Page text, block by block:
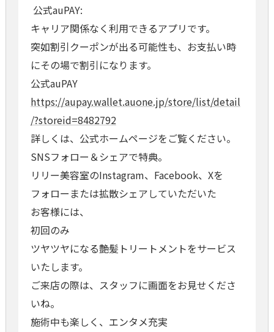
公式auPAY:
キャリア関係なく利用できるアプリです。
突如割引クーポンが出る可能性も、お支払い時
にその場で割引になります。
公式auPAY
https://aupay.wallet.auone.jp/store/list/detail
/?storeid=8482792
詳しくは、公式ホームページをご覧ください。
SNSフォロー＆シェアで特典。
リリー美容室のInstagram、Facebook、Xを
フォローまたは拡散シェアしていただいた
お客様には、
初回のみ
ツヤツヤになる艶髪トリートメントをサービス
いたします。
ご来店の際は、スタッフに画面をお見せくださ
いね。
施術中も楽しく、エンタメ充実